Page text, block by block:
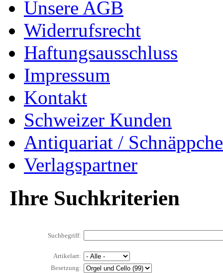
Unsere AGB
Widerrufsrecht
Haftungsausschluss
Impressum
Kontakt
Schweizer Kunden
Antiquariat /
Verlagspartner
Ihre Suchkriterien
Suchbegriff:
Artikelart:
Besetzung: